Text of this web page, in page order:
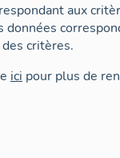
aux
données
critères.
ici pour plus de